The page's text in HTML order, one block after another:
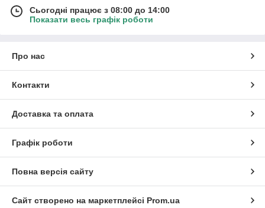
Сьогодні працює з 08:00 до 14:00
Показати весь графік роботи
Про нас
Контакти
Доставка та оплата
Графік роботи
Повна версія сайту
Сайт створено на маркетплейсі Prom.ua